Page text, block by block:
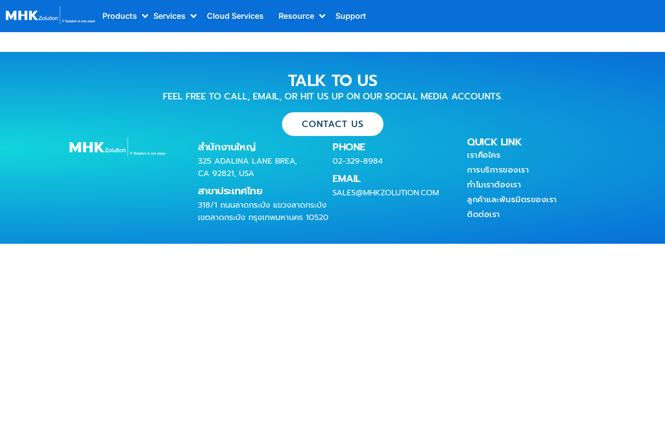
Products Services Cloud Services Resource Support
TALK TO US
FEEL FREE TO CALL, EMAIL, OR HIT US UP ON OUR SOCIAL MEDIA ACCOUNTS.
CONTACT US
สำนักงานใหญ่
325 ADALINA LANE BREA,
CA 92821, USA
สาขาประเทศไทย
318/1 ถนนลาดกระบัง แขวงลาดกระบัง
เขตลาดกระบัง กรุงเทพมหานคร 10520
PHONE
02-329-8984
EMAIL
SALES@MHKZOLUTION.COM
QUICK LINK
เราคือใคร
การบริการของเรา
ทำไมเราต้องเรา
ลูกค้าและพันธมิตรของเรา
ติดต่อเรา